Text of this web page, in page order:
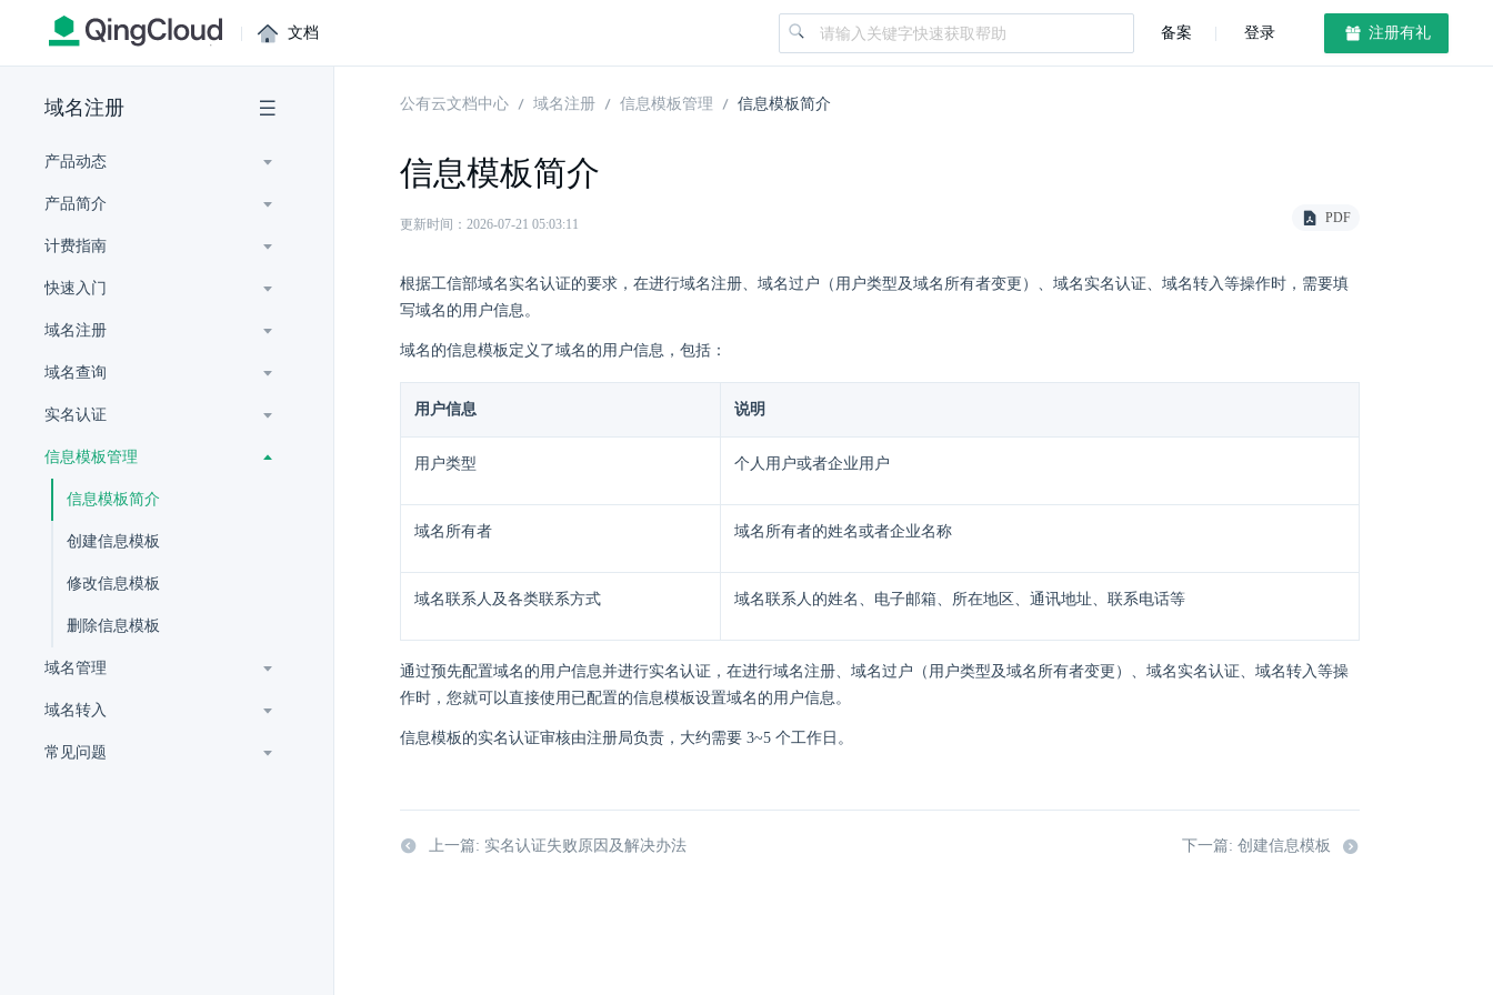
| 文档 备案 登录 注册有礼
域名注册
产品动态
产品简介
计费指南
快速入门
域名注册
域名查询
实名认证
信息模板管理
信息模板简介
创建信息模板
修改信息模板
删除信息模板
域名管理
域名转入
常见问题
公有云文档中心 域名注册 信息模板管理 信息模板简介
信息模板简介
更新时间：2026-07-21 05:03:11 PDF
根据工信部域名实名认证的要求，在进行域名注册、域名过户（用户类型及域名所有者变更）、域名实名认证、域名转入等操作时，需要填
写域名的用户信息。
域名的信息模板定义了域名的用户信息，包括：
用户信息 说明
用户类型 个人用户或者企业用户
域名所有者 域名所有者的姓名或者企业名称
域名联系人及各类联系方式 域名联系人的姓名、电子邮箱、所在地区、通讯地址、联系电话等
通过预先配置域名的用户信息并进行实名认证，在进行域名注册、域名过户（用户类型及域名所有者变更）、域名实名认证、域名转入等操
作时，您就可以直接使用已配置的信息模板设置域名的用户信息。
信息模板的实名认证审核由注册局负责，大约需要 3~5 个工作日。
上一篇: 实名认证失败原因及解决办法 下一篇: 创建信息模板